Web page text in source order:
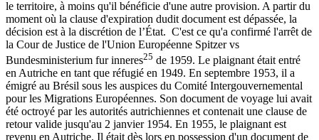
le territoire, à moins qu'il bénéficie d'une autre provision. A partir du
moment où la clause d'expiration dudit document est dépassée, la
décision est à la discrétion de l’État. C'est ce qu'a confirmé l'arrêt de
la Cour de Justice de l'Union Européenne Spitzer vs
Bundesministerium fur inneres25 de 1959. Le plaignant était entré
en Autriche en tant que réfugié en 1949. En septembre 1953, il a
émigré au Brésil sous les auspices du Comité Intergouvernemental
pour les Migrations Européennes. Son document de voyage lui avait
été octroyé par les autorités autrichiennes et contenait une clause de
retour valide jusqu'au 2 janvier 1954. En 1955, le plaignant est
revenu en Autriche. Il était dès lors en possession d'un document de